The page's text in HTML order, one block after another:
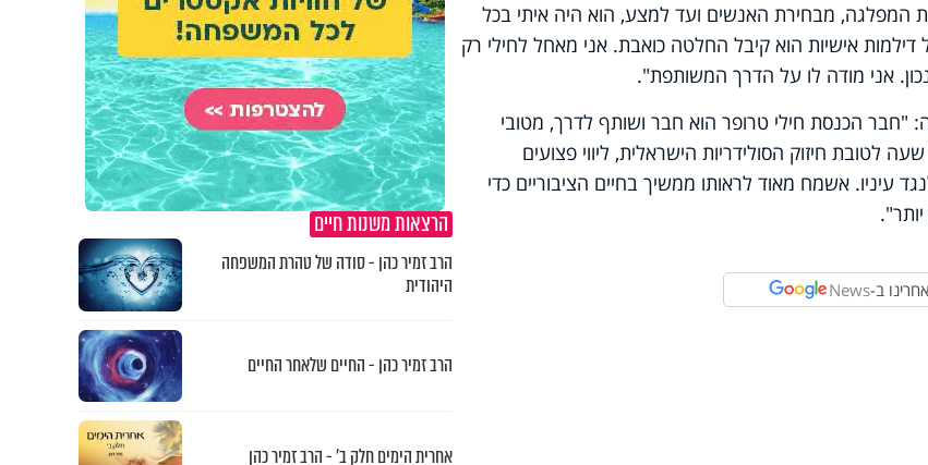
המפלגה, מבחירת האנשים ועד למצע, הוא היה איתי בכל
אישיות הוא קיבל החלטה כואבת. אני מאחל לחילי רק
אני מודה לו על הדרך המשותפת".
"חבר הכנסת חילי טרופר הוא חבר ושותף לדרך, מטובי
חיזוק הסולידריות הישראלית, ליווי פצועים
אשמח מאוד לראותו ממשיך בחיים הציבוריים כדי
ב-News
הרצאות משנות חיים
הרב זמיר כהן - סודה של טהרת המשפחה
היהודית
הרב זמיר כהן - החיים שלאחר החיים
אחרית הימים חלק ב’ - הרב זמיר כהן